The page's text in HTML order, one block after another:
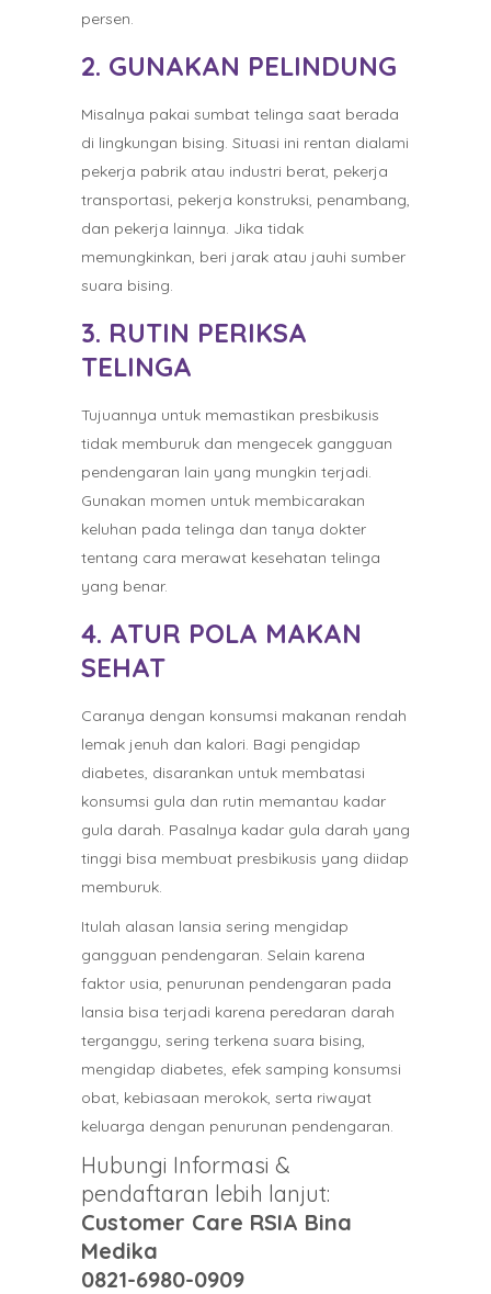
persen.
2. GUNAKAN PELINDUNG
Misalnya pakai sumbat telinga saat berada
di lingkungan bising. Situasi ini rentan dialami
pekerja pabrik atau industri berat, pekerja
transportasi, pekerja konstruksi, penambang,
dan pekerja lainnya. Jika tidak
memungkinkan, beri jarak atau jauhi sumber
suara bising.
3. RUTIN PERIKSA
TELINGA
Tujuannya untuk memastikan presbikusis
tidak memburuk dan mengecek gangguan
pendengaran lain yang mungkin terjadi.
Gunakan momen untuk membicarakan
keluhan pada telinga dan tanya dokter
tentang cara merawat kesehatan telinga
yang benar.
4. ATUR POLA MAKAN
SEHAT
Caranya dengan konsumsi makanan rendah
lemak jenuh dan kalori. Bagi pengidap
diabetes, disarankan untuk membatasi
konsumsi gula dan rutin memantau kadar
gula darah. Pasalnya kadar gula darah yang
tinggi bisa membuat presbikusis yang diidap
memburuk.
Itulah alasan lansia sering mengidap
gangguan pendengaran. Selain karena
faktor usia, penurunan pendengaran pada
lansia bisa terjadi karena peredaran darah
terganggu, sering terkena suara bising,
mengidap diabetes, efek samping konsumsi
obat, kebiasaan merokok, serta riwayat
keluarga dengan penurunan pendengaran.
Hubungi Informasi &
pendaftaran lebih lanjut:
Customer Care RSIA Bina
Medika
0821-6980-0909